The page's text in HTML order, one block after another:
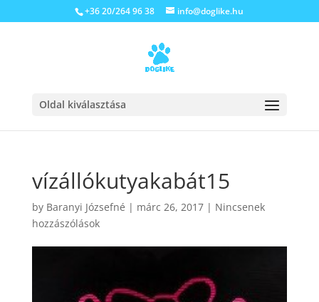
+36 20/264 96 38 info@doglike.hu
Oldal kiválasztása
vízállókutyakabát15
by Baranyi Józsefné | márc 26, 2017| Nincsenek
hozzászólások